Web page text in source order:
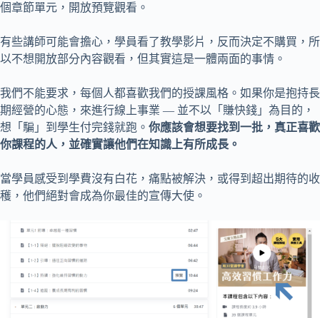
個章節單元，開放預覽觀看。
有些講師可能會擔心，學員看了教學影片，反而決定不購買，所
以不想開放部分內容觀看，但其實這是一體兩面的事情。
我們不能要求，每個人都喜歡我們的授課風格。如果你是抱持長
期經營的心態，來進行線上事業 — 並不以「賺快錢」為目的，
想「騙」到學生付完錢就跑。 你應該會想要找到一批，真正喜歡
你課程的人，並確實讓他們在知識上有所成長。
當學員感受到學費沒有白花，痛點被解決，或得到超出期待的收
穫，他們絕對會成為你最佳的宣傳大使。